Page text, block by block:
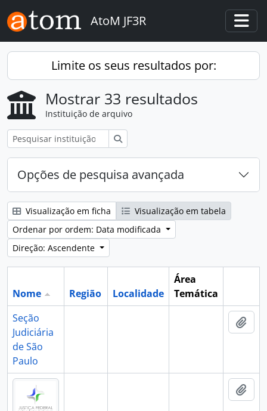
Skip to main content
AtoM JF3R
Limite os seus resultados por:
Mostrar 33 resultados
Instituição de arquivo
Opções de pesquisa avançada
Visualização em ficha
Visualização em tabela
Ordenar por ordem: Data modificada
Direção: Ascendente
Nome Região Localidade
Área
Temática
Área
Seção
Judiciária
de São
Paulo